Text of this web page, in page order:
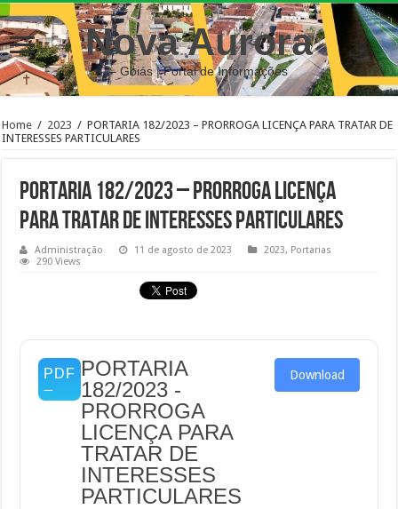
Nova Aurora
– Goiás | Portal de Informações
Home / 2023 / PORTARIA 182/2023 – PRORROGA LICENÇA PARA TRATAR DE
INTERESSES PARTICULARES
PORTARIA 182/2023 – PRORROGA LICENÇA
PARA TRATAR DE INTERESSES PARTICULARES
Administração 11 de agosto de 2023 2023, Portarias
290 Views
PORTARIA
182/2023 -
PRORROGA
LICENÇA PARA
TRATAR DE
INTERESSES
PARTICULARES
Download